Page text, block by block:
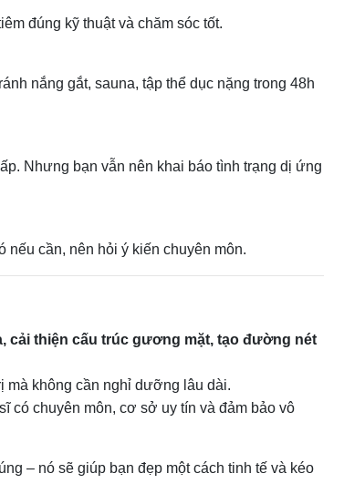
đúng kỹ thuật và chăm sóc tốt.
nắng gắt, sauna, tập thể dục nặng trong 48h
Nhưng bạn vẫn nên khai báo tình trạng dị ứng
nếu cần, nên hỏi ý kiến chuyên môn.
cải thiện cấu trúc gương mặt, tạo đường nét
mà không cần nghỉ dưỡng lâu dài.
có chuyên môn, cơ sở uy tín và đảm bảo vô
– nó sẽ giúp bạn đẹp một cách tinh tế và kéo